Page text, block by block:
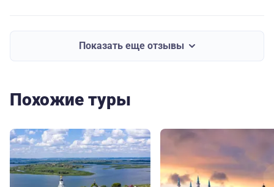
Показать еще отзывы
Похожие туры